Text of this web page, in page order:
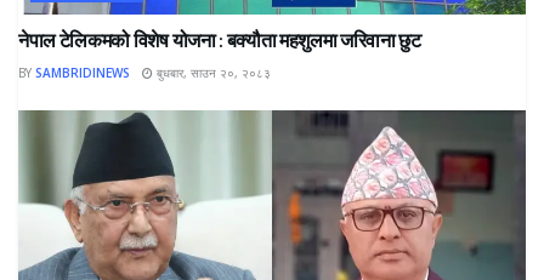
नेपाल टेलिकमको विशेष योजना : बक्यौता महशुलमा जरिवाना छुट
BY SAMBRIDINEWS बुधबार, साउन २०, २०८३